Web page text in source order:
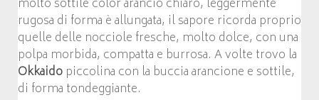
rugosa di forma è allungata, il sapore ricorda proprio
quelle delle nocciole fresche, molto dolce, con una
polpa morbida, compatta e burrosa. A volte trovo la
Okkaido piccolina con la buccia arancione e sottile,
di forma tondeggiante.